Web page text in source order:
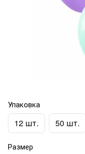
Упаковка
12 шт. 50 шт.
Размер